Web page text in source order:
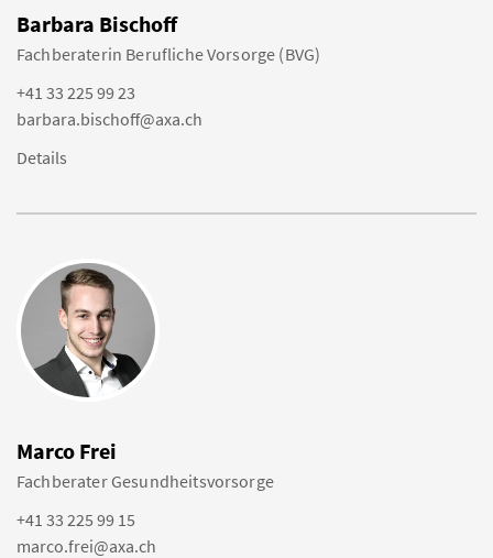
Barbara Bischoff
Fachberaterin Berufliche Vorsorge (BVG)
+41 33 225 99 23
barbara.bischoff@axa.ch
Details
Marco Frei
Fachberater Gesundheitsvorsorge
+41 33 225 99 15
marco.frei@axa.ch